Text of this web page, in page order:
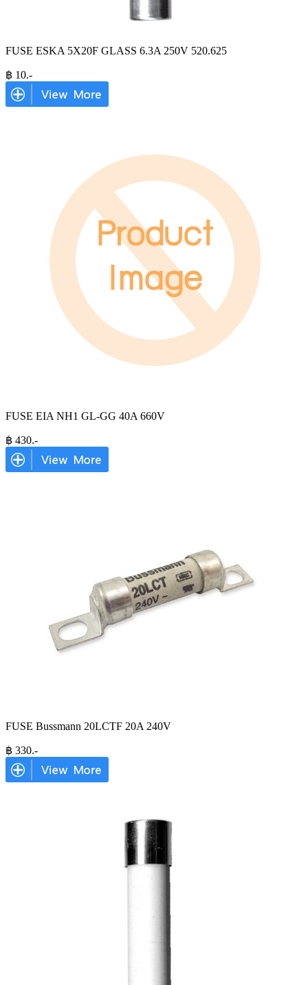
FUSE ESKA 5X20F GLASS 6.3A 250V 520.625
฿ 10.-
FUSE EIA NH1 GL-GG 40A 660V
฿ 430.-
FUSE Bussmann 20LCTF 20A 240V
฿ 330.-